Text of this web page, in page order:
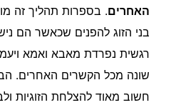
האחרים. בספרות תהליך זה
בני הזוג להפנים שכאשר הם
רגשית נפרדת מאבא ואמא
שונה מכל הקשרים האחרים.
חשוב מאוד להצלחת הזוגיות